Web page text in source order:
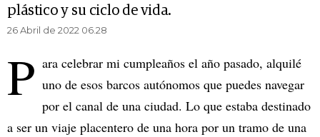
plástico y su ciclo de vida.
26 Abril de 2022 06.28
P ara celebrar mi cumpleaños el año pasado, alquilé
uno de esos barcos autónomos que puedes navegar
por el canal de una ciudad. Lo que estaba destinado
a ser un viaje placentero de una hora por un tramo de una